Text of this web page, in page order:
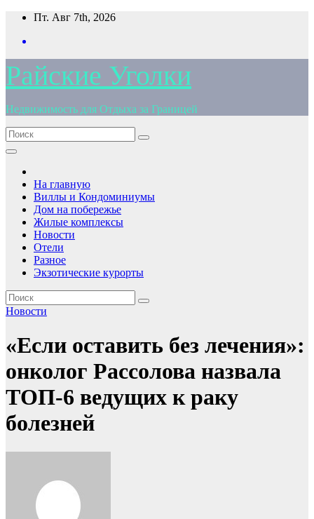
Перейти
содержимому
Пт. Авг 7th, 2026
Райские Уголки
Недвижимость для Отдыха за Границей
На главную
Виллы и Кондоминиумы
Дом на побережье
Жилые комплексы
Новости
Отели
Разное
Экзотические курорты
Новости
«Если оставить без лечения»:
онколог Рассолова назвала
ТОП-6 ведущих к раку
болезней